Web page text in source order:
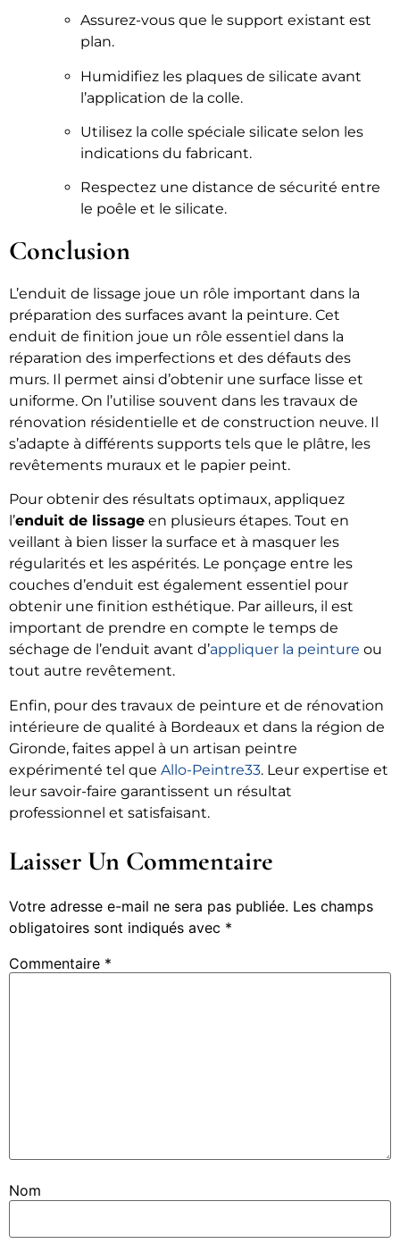
Assurez-vous que le support existant est
plan.
Humidifiez les plaques de silicate avant
l’application de la colle.
Utilisez la colle spéciale silicate selon les
indications du fabricant.
Respectez une distance de sécurité entre
le poêle et le silicate.
Conclusion
L’enduit de lissage joue un rôle important dans la
préparation des surfaces avant la peinture. Cet
enduit de finition joue un rôle essentiel dans la
réparation des imperfections et des défauts des
murs. Il permet ainsi d’obtenir une surface lisse et
uniforme. On l’utilise souvent dans les travaux de
rénovation résidentielle et de construction neuve. Il
s’adapte à différents supports tels que le plâtre, les
revêtements muraux et le papier peint.
Pour obtenir des résultats optimaux, appliquez
l’enduit de lissage en plusieurs étapes. Tout en
veillant à bien lisser la surface et à masquer les
régularités et les aspérités. Le ponçage entre les
couches d’enduit est également essentiel pour
obtenir une finition esthétique. Par ailleurs, il est
important de prendre en compte le temps de
séchage de l’enduit avant d’appliquer la peinture ou
tout autre revêtement.
Enfin, pour des travaux de peinture et de rénovation
intérieure de qualité à Bordeaux et dans la région de
Gironde, faites appel à un artisan peintre
expérimenté tel que Allo-Peintre33. Leur expertise et
leur savoir-faire garantissent un résultat
professionnel et satisfaisant.
Laisser Un Commentaire
Votre adresse e-mail ne sera pas publiée. Les champs
obligatoires sont indiqués avec *
Commentaire *
Nom